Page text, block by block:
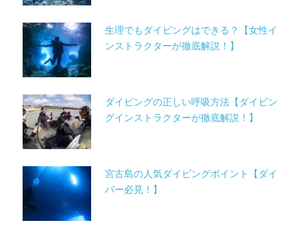
生理でもダイビングはできる？【女性イ
ンストラクターが徹底解説！】
ダイビングの正しい呼吸方法【ダイビン
グインストラクターが徹底解説！】
宮古島の人気ダイビングポイント【ダイ
バー必見！】